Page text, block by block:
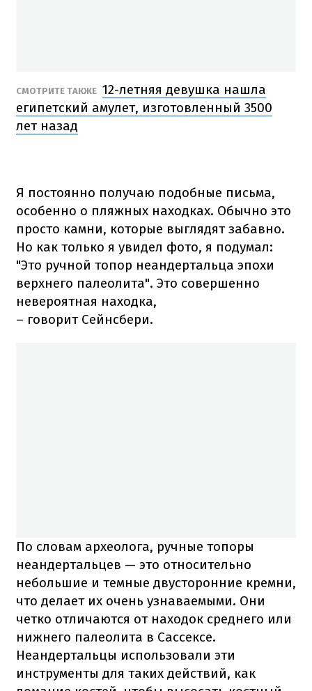
СМОТРИТЕ ТАКЖЕ 12-летняя девушка нашла
египетский амулет, изготовленный 3500
лет назад
Я постоянно получаю подобные письма,
особенно о пляжных находках. Обычно это
просто камни, которые выглядят забавно.
Но как только я увидел фото, я подумал:
"Это ручной топор неандертальца эпохи
верхнего палеолита". Это совершенно
невероятная находка,
– говорит Сейнсбери.
По словам археолога, ручные топоры
неандертальцев — это относительно
небольшие и темные двусторонние кремни,
что делает их очень узнаваемыми. Они
четко отличаются от находок среднего или
нижнего палеолита в Сассексе.
Неандертальцы использовали эти
инструменты для таких действий, как